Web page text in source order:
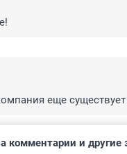
еще существует
комментарии и другие